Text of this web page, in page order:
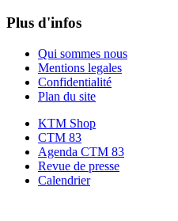
Plus d'infos
Qui sommes nous
Mentions legales
Confidentialité
Plan du site
KTM Shop
CTM 83
Agenda CTM 83
Revue de presse
Calendrier